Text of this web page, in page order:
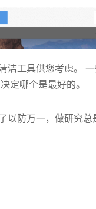
洁工具供您考虑。
定哪个是最好的。
防万一，做研究总